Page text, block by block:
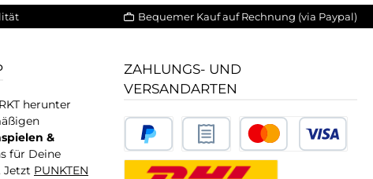
Bequemer Kauf auf Rechnung (via Paypal)
herunter
&
für Deine
Jetzt PUNKTEN
ZAHLUNGS- UND
VERSANDARTEN